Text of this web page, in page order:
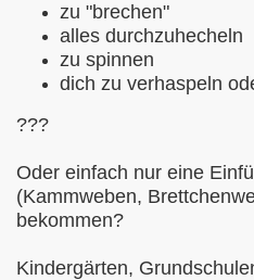
zu "brechen"
alles durchzuhecheln
zu spinnen
dich zu verhaspeln
???
Oder einfach nur eine
(Kammweben,
bekommen?
Kindergärten,